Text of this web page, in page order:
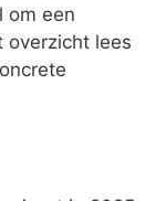
om een
overzicht lees